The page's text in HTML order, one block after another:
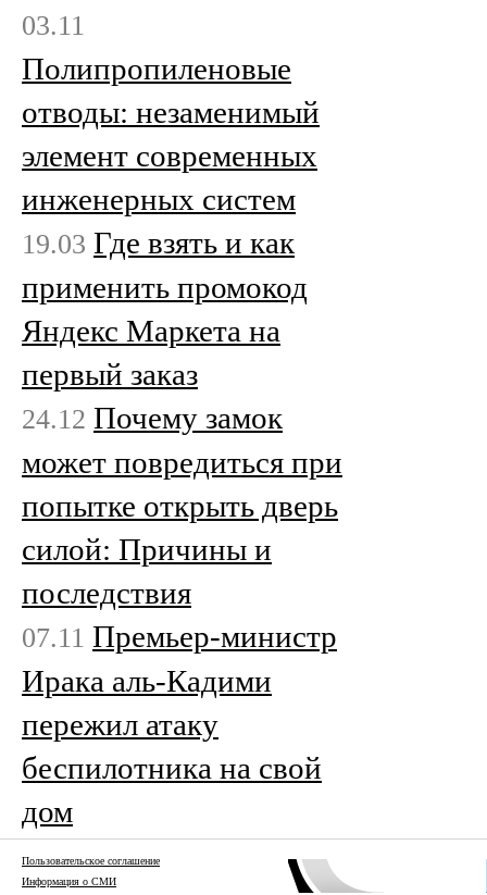
03.11
Полипропиленовые
отводы: незаменимый
элемент современных
инженерных систем
19.03 Где взять и как
применить промокод
Яндекс Маркета на
первый заказ
24.12 Почему замок
может повредиться при
попытке открыть дверь
силой: Причины и
последствия
07.11 Премьер-министр
Ирака аль-Кадими
пережил атаку
беспилотника на свой
дом
Пользовательское соглашение
Информация о СМИ